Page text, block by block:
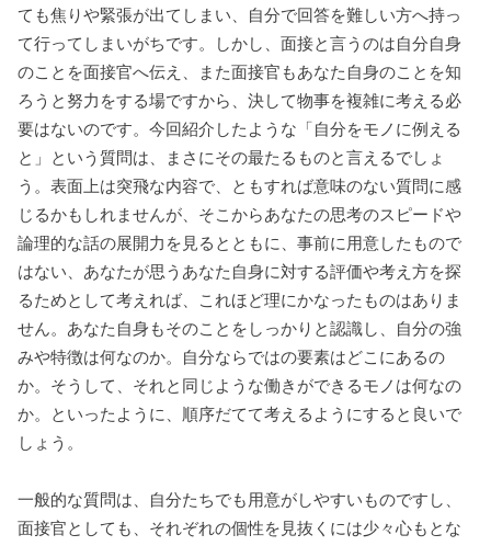
ても焦りや緊張が出てしまい、自分で回答を難しい方へ持っ
て行ってしまいがちです。しかし、面接と言うのは自分自身
のことを面接官へ伝え、また面接官もあなた自身のことを知
ろうと努力をする場ですから、決して物事を複雑に考える必
要はないのです。今回紹介したような「自分をモノに例える
と」という質問は、まさにその最たるものと言えるでしょ
う。表面上は突飛な内容で、ともすれば意味のない質問に感
じるかもしれませんが、そこからあなたの思考のスピードや
論理的な話の展開力を見るとともに、事前に用意したもので
はない、あなたが思うあなた自身に対する評価や考え方を探
るためとして考えれば、これほど理にかなったものはありま
せん。あなた自身もそのことをしっかりと認識し、自分の強
みや特徴は何なのか。自分ならではの要素はどこにあるの
か。そうして、それと同じような働きができるモノは何なの
か。といったように、順序だてて考えるようにすると良いで
しょう。
一般的な質問は、自分たちでも用意がしやすいものですし、
面接官としても、それぞれの個性を見抜くには少々心もとな